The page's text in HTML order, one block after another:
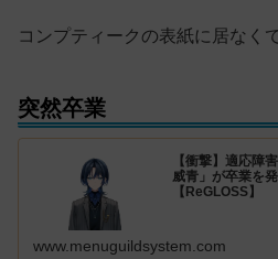
コンプティークの表紙に居なく
突然卒業
【衝撃】適応障
威青」が卒業を
【ReGLOSS】
www.menuguildsystem.com